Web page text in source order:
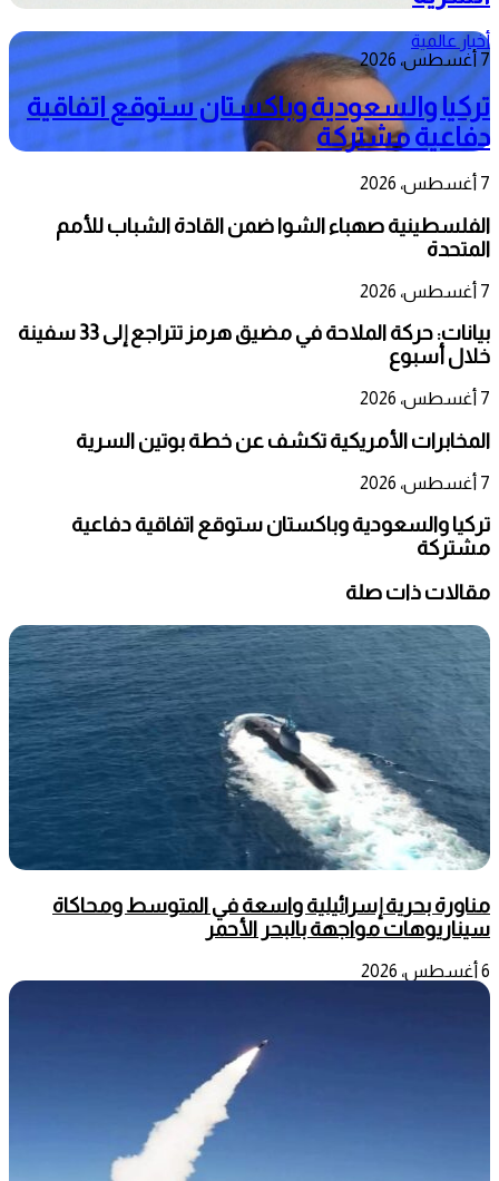
أخبار عالمية
7 أغسطس، 2026
تركيا والسعودية وباكستان ستوقع اتفاقية
دفاعية مشتركة
7 أغسطس، 2026
الفلسطينية صهباء الشوا ضمن القادة الشباب للأمم
المتحدة
7 أغسطس، 2026
بيانات: حركة الملاحة في مضيق هرمز تتراجع إلى 33 سفينة
خلال أسبوع
7 أغسطس، 2026
المخابرات الأمريكية تكشف عن خطة بوتين السرية
7 أغسطس، 2026
تركيا والسعودية وباكستان ستوقع اتفاقية دفاعية
مشتركة
مقالات ذات صلة
مناورة بحرية إسرائيلية واسعة في المتوسط ومحاكاة
سيناريوهات مواجهة بالبحر الأحمر
6 أغسطس، 2026